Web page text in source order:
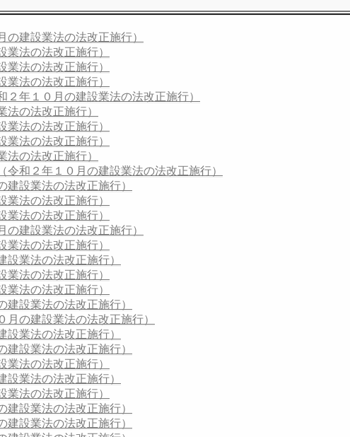
建設業法の法改正施行）
法の法改正施行）
法の法改正施行）
法の法改正施行）
年１０月の建設業法の法改正施行）
の法改正施行）
法の法改正施行）
法の法改正施行）
の法改正施行）
和２年１０月の建設業法の法改正施行）
設業法の法改正施行）
法の法改正施行）
法の法改正施行）
建設業法の法改正施行）
法の法改正施行）
業法の法改正施行）
法の法改正施行）
法の法改正施行）
設業法の法改正施行）
の建設業法の法改正施行）
業法の法改正施行）
設業法の法改正施行）
法の法改正施行）
業法の法改正施行）
法の法改正施行）
設業法の法改正施行）
設業法の法改正施行）